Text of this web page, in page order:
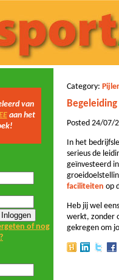
van
aan het
of nog
Category:
Posted 24/07/
In het
serieus de
geïnvesteerd
faciliteiten op
Heb jij wel
werkt, zonder
gekregen om